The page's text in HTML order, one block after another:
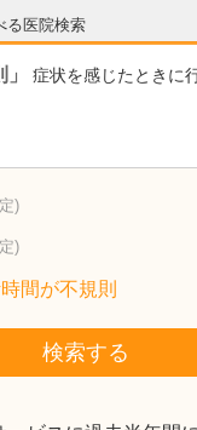
る医院検索
症状を感じたときに
)
)
間が不規則
検索する